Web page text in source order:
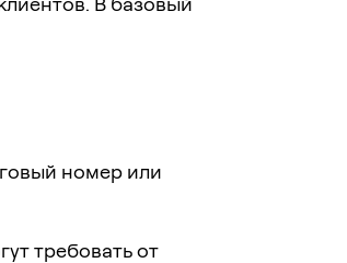
номер или
требовать от